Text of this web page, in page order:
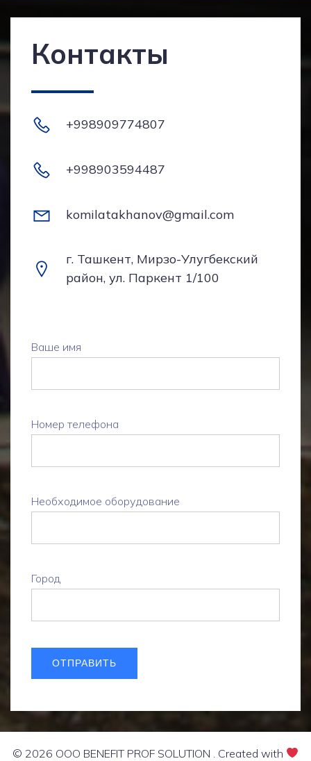
Контакты
+998909774807
+998903594487
komilatakhanov@gmail.com
г. Ташкент, Мирзо-Улугбекский
район, ул. Паркент 1/100
Ваше имя
Номер телефона
Необходимое оборудование
Город
© 2026 OOO BENEFIT PROF SOLUTION . Created with